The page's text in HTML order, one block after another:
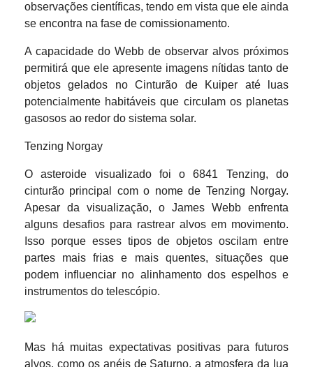
observações científicas, tendo em vista que ele ainda
se encontra na fase de comissionamento.
A capacidade do Webb de observar alvos próximos
permitirá que ele apresente imagens nítidas tanto de
objetos gelados no Cinturão de Kuiper até luas
potencialmente habitáveis que circulam os planetas
gasosos ao redor do sistema solar.
Tenzing Norgay
O asteroide visualizado foi o 6841 Tenzing, do
cinturão principal com o nome de Tenzing Norgay.
Apesar da visualização, o James Webb enfrenta
alguns desafios para rastrear alvos em movimento.
Isso porque esses tipos de objetos oscilam entre
partes mais frias e mais quentes, situações que
podem influenciar no alinhamento dos espelhos e
instrumentos do telescópio.
Mas há muitas expectativas positivas para futuros
alvos, como os anéis de Saturno, a atmosfera da lua